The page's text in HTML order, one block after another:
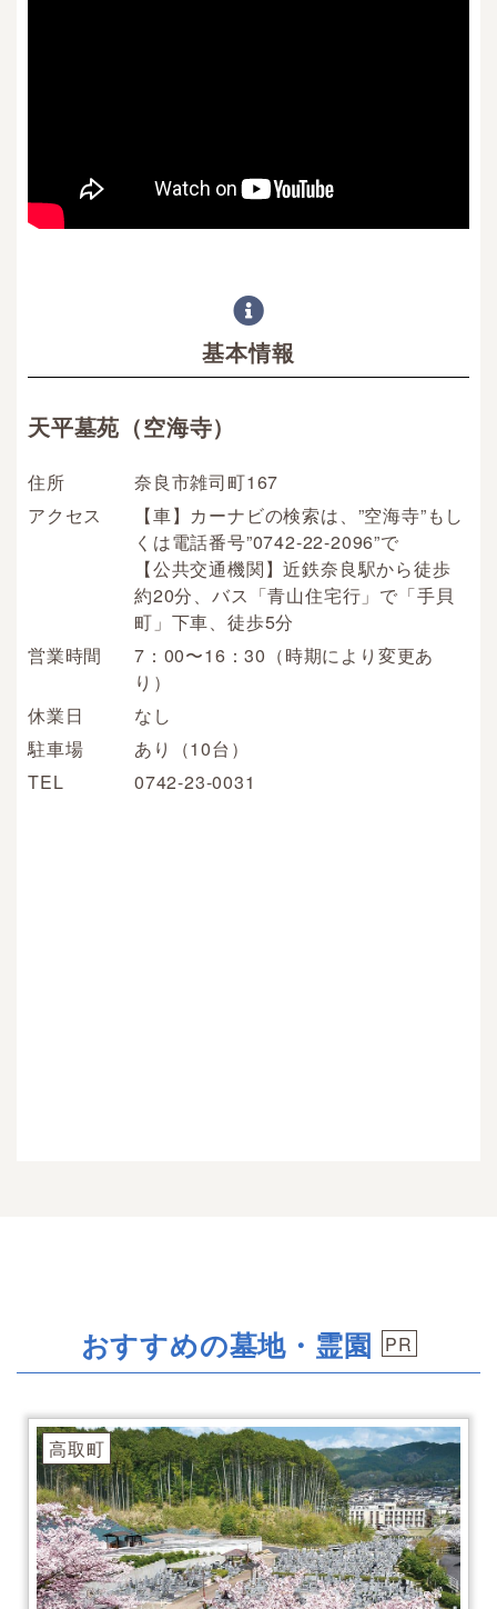
基本情報
天平墓苑（空海寺）
住所
奈良市雑司町167
アクセス
【車】カーナビの検索は、”空海寺”もし
くは電話番号”0742-22-2096”で
【公共交通機関】近鉄奈良駅から徒歩
約20分、バス「青山住宅行」で「手貝
町」下車、徒歩5分
営業時間
7：00〜16：30（時期により変更あ
り）
休業日
なし
駐車場
あり（10台）
TEL
0742-23-0031
おすすめの墓地・霊園
高取町